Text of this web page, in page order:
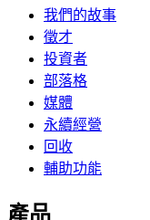
我們的故事
徵才
投資者
部落格
媒體
永續經營
回收
輔助功能
產品